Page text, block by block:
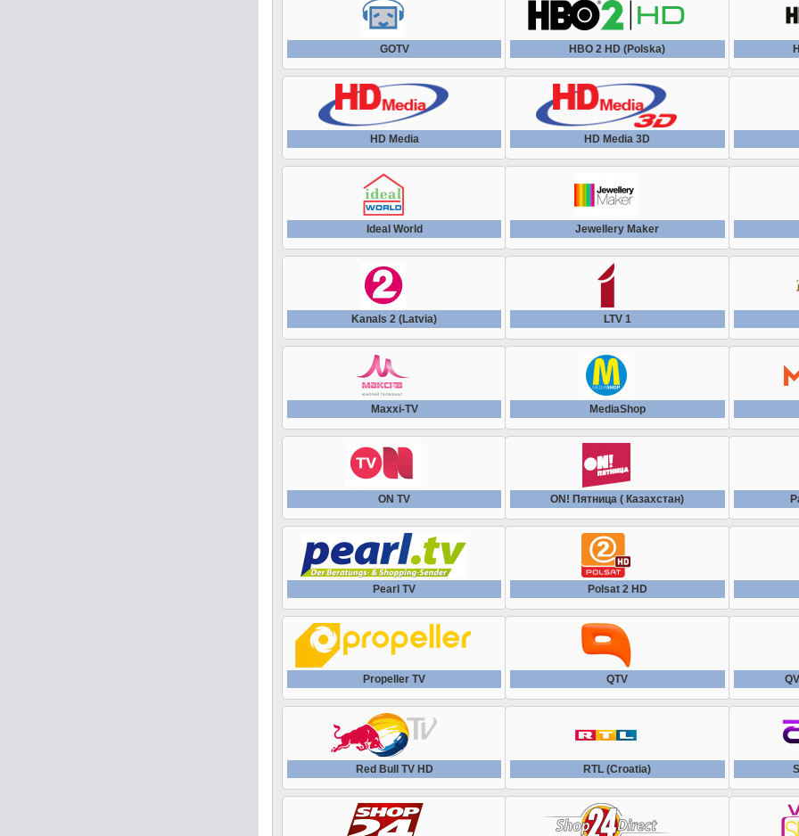
GOTV HBO 2 HD (Polska)
HD Media HD Media 3D
Ideal World Jewellery Maker
Kanals 2 (Latvia) LTV 1
Maxxi-TV MediaShop
ON TV ON! Пятница ( Казахстан)
Pearl TV Polsat 2 HD
Propeller TV QTV
Red Bull TV HD RTL (Croatia)